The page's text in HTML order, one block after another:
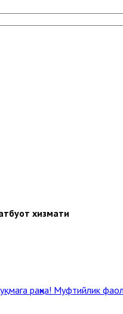
хизмати
раҳна! Муфтийлик